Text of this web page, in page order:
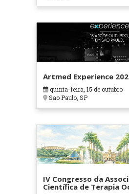
Artmed Experience
quinta-feira, 15 de outubro
Sao Paulo, SP
IV Congresso da
Científica de Terapia